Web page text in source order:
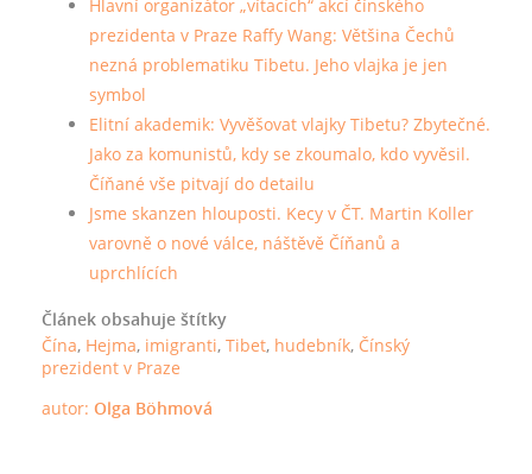
Hlavní organizátor „vítacích“ akcí čínského
prezidenta v Praze Raffy Wang: Většina Čechů
nezná problematiku Tibetu. Jeho vlajka je jen
symbol
Elitní akademik: Vyvěšovat vlajky Tibetu? Zbytečné.
Jako za komunistů, kdy se zkoumalo, kdo vyvěsil.
Číňané vše pitvají do detailu
Jsme skanzen hlouposti. Kecy v ČT. Martin Koller
varovně o nové válce, náštěvě Číňanů a
uprchlících
Článek obsahuje štítky
Čína, Hejma, imigranti, Tibet, hudebník, Čínský
prezident v Praze
autor: Olga Böhmová